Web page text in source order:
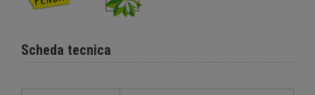
Scheda tecnica